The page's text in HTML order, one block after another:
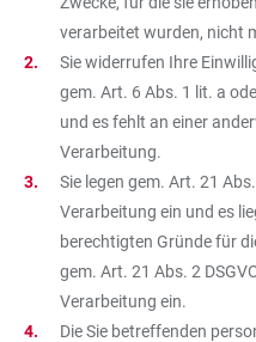
verarbeitet wurden, nicht
Sie widerrufen Ihre
gem. Art. 6 Abs. 1 lit. a
und es fehlt an einer
Verarbeitung.
Sie legen gem. Art. 21
Verarbeitung ein und es
berechtigten Gründe für
gem. Art. 21 Abs. 2
Verarbeitung ein.
Die Sie betreffenden